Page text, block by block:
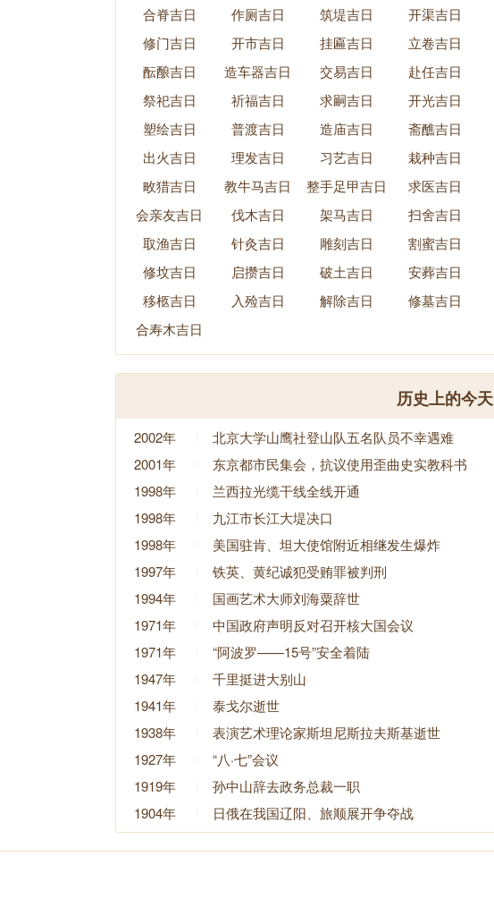
合脊吉日
作厕吉日 筑堤吉日 开渠吉日
修门吉日
开市吉日 挂匾吉日 立卷吉日
酝酿吉日
造车器吉日 交易吉日 赴任吉日
祭祀吉日
祈福吉日 求嗣吉日 开光吉日
塑绘吉日
普渡吉日 造庙吉日 斋醮吉日
出火吉日
理发吉日 习艺吉日 栽种吉日
畋猎吉日
教牛马吉日 整手足甲吉日 求医吉日
会亲友吉日
伐木吉日 架马吉日 扫舍吉日
取渔吉日
针灸吉日 雕刻吉日 割蜜吉日
修坟吉日
启攒吉日 破土吉日 安葬吉日
移柩吉日
入殓吉日 解除吉日 修墓吉日
合寿木吉日
历史上的今天
2002年
北京大学山鹰社登山队五名队员不幸遇难
2001年
东京都市民集会，抗议使用歪曲史实教科书
1998年
兰西拉光缆干线全线开通
1998年
九江市长江大堤决口
1998年
美国驻肯、坦大使馆附近相继发生爆炸
1997年
铁英、黄纪诚犯受贿罪被判刑
1994年
国画艺术大师刘海粟辞世
1971年
中国政府声明反对召开核大国会议
1971年
“阿波罗——15号”安全着陆
1947年
千里挺进大别山
1941年
泰戈尔逝世
1938年
表演艺术理论家斯坦尼斯拉夫斯基逝世
1927年
“八·七”会议
1919年
孙中山辞去政务总裁一职
1904年
日俄在我国辽阳、旅顺展开争夺战